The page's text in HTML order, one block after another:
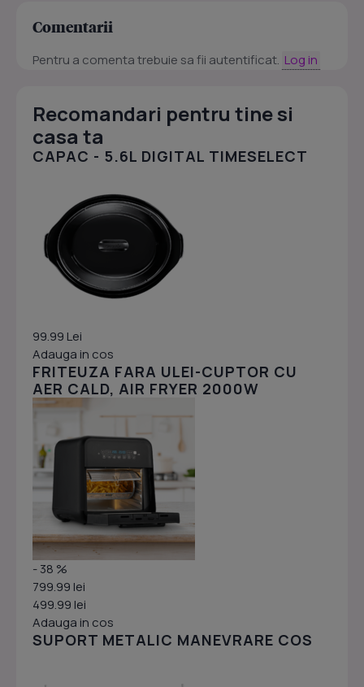
Comentarii
Pentru a comenta trebuie sa fii autentificat. Log in
Recomandari pentru tine si
casa ta
CAPAC - 5.6L DIGITAL TIMESELECT
99.99 Lei
Adauga in cos
FRITEUZA FARA ULEI-CUPTOR CU
AER CALD, AIR FRYER 2000W
- 38 %
799.99 lei
499.99 lei
Adauga in cos
SUPORT METALIC MANEVRARE COS